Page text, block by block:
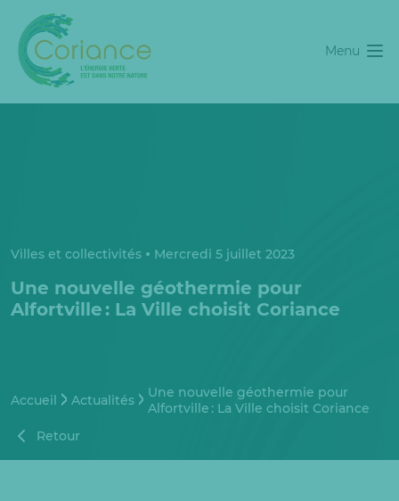
Menu
Villes et collectivités Mercredi 5 juillet 2023
Une nouvelle géothermie pour
Alfortville : La Ville choisit Coriance
Accueil Actualités
Une nouvelle géothermie pour
Alfortville : La Ville choisit Coriance
Retour